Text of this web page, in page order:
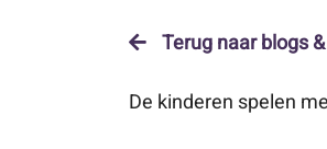
Terug naar blogs
De kinderen spelen